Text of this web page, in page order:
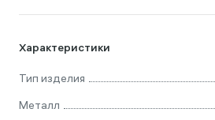
Характеристики
Тип изделия
Металл